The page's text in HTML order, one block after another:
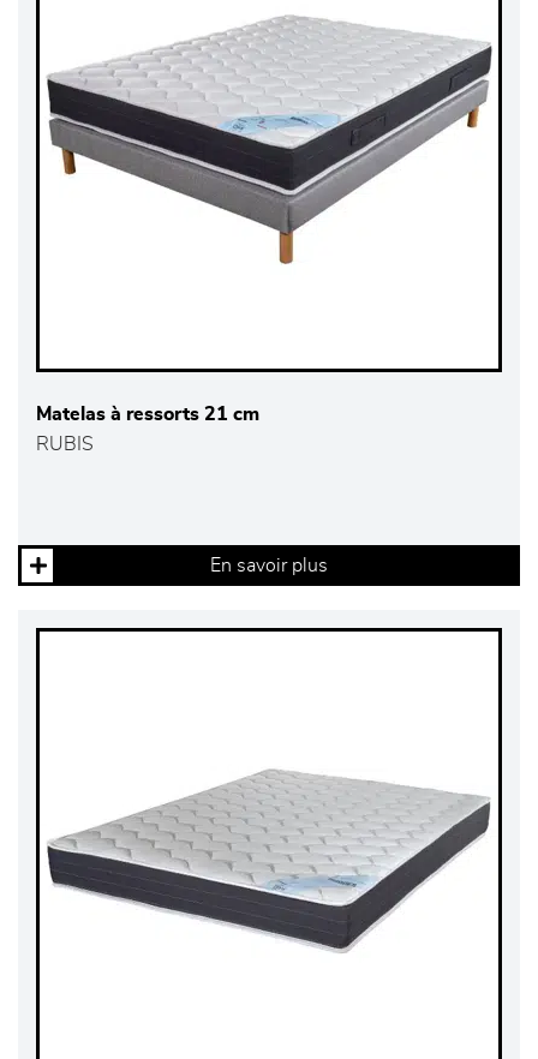
Matelas à ressorts 21 cm
RUBIS
En savoir plus